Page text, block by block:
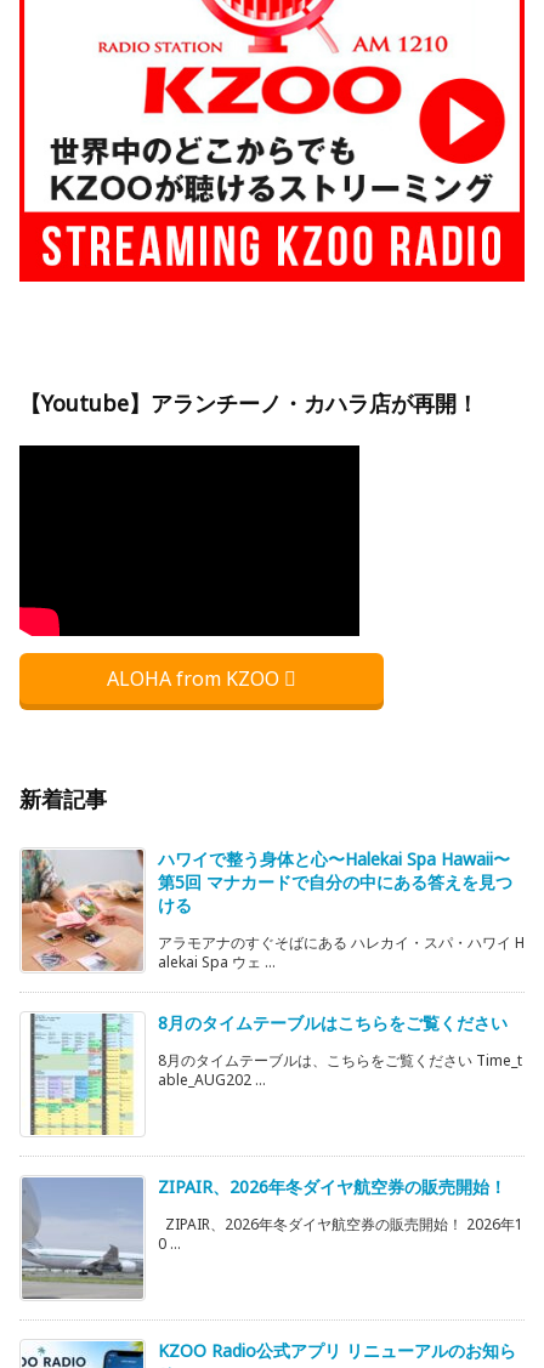
【Youtube】アランチーノ・カハラ店が再開！
ALOHA from KZOO
新着記事
ハワイで整う身体と心〜Halekai Spa Hawaii〜
第5回 マナカードで自分の中にある答えを見つ
ける
アラモアナのすぐそばにある ハレカイ・スパ・ハワイ H
alekai Spa ウェ ...
8月のタイムテーブルはこちらをご覧ください
8月のタイムテーブルは、こちらをご覧ください Time_t
able_AUG202 ...
ZIPAIR、2026年冬ダイヤ航空券の販売開始！
ZIPAIR、2026年冬ダイヤ航空券の販売開始！ 2026年1
0 ...
KZOO Radio公式アプリ リニューアルのお知ら